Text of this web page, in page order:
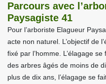
Parcours avec
Paysagiste 41
Pour l’arboriste Elagueur
acte non naturel. L’objectif de
fixé par l’homme. L’élagage
des arbres âgés de moins de
plus de dix ans, l’élagage se